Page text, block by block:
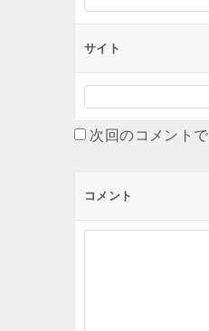
サイト
次回のコメント
コメント